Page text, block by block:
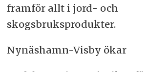
framför allt i jord- och
skogsbruksprodukter.
Nynäshamn-Visby ökar